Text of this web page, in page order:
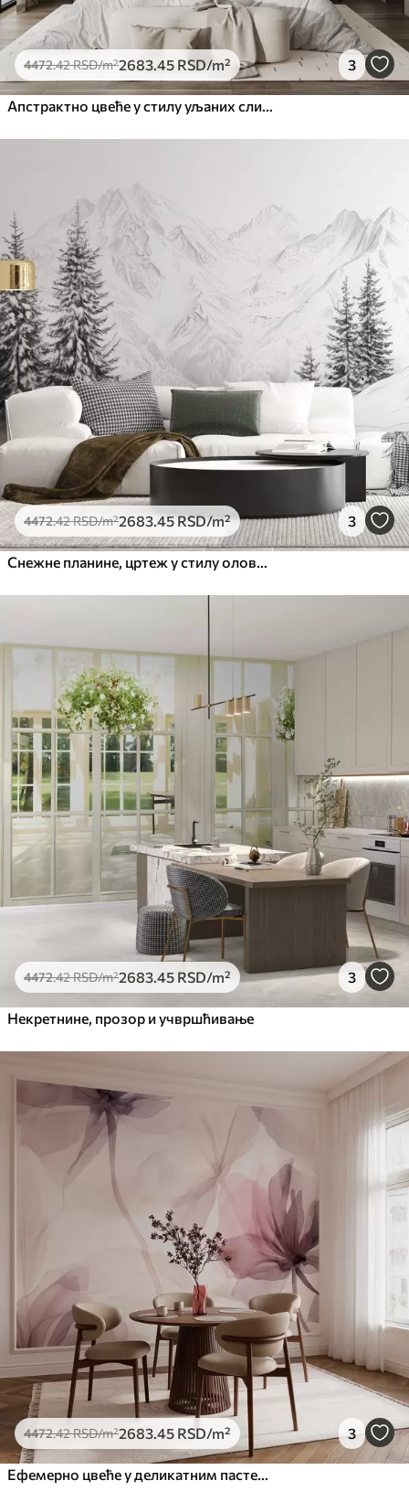
4472.42RSD/m²2683.45 RSD/m² 3
Апстрактно цвеће у стилу уљаних слика у меким тоновима
4472.42RSD/m²2683.45RSD/m² 3
Снежне планине, цртеж у стилу оловке, минимализам, шума, природа
4472.42RSD/m²2683.45 RSD/m² 3
Некретнине, прозор и учвршћивање
4472.42RSD/m²2683.45 RSD/m² 3
Ефемерно цвеће у деликатним пастелним бојама